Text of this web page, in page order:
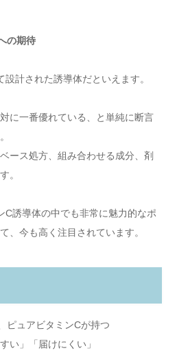
の期待
計された誘導体だといえます。
に一番優れている、と単純に断言
ース処方、組み合わせる成分、剤
。
C誘導体の中でも非常に魅力的なポ
、今も高く注目されています。
ピュアビタミンCが持つ
い」「届けにくい」